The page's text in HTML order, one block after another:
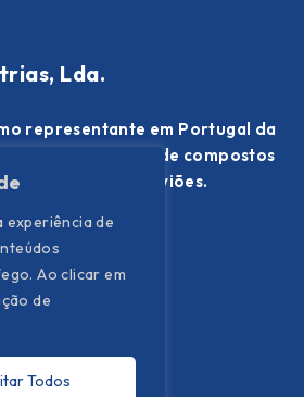
experiência de
Ao clicar em
de
Todos
Lda.
representante em Portugal da
na fabricação de compostos
comboios e aviões.
293
fixa nacional)